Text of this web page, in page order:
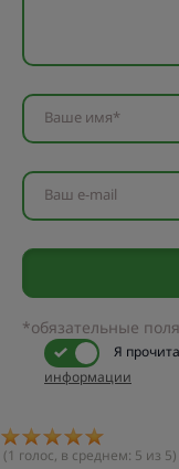
Ваше имя*
Ваш e-mail
*обязательные поля
Я
информации
(1 голос, в среднем: 5 из 5)